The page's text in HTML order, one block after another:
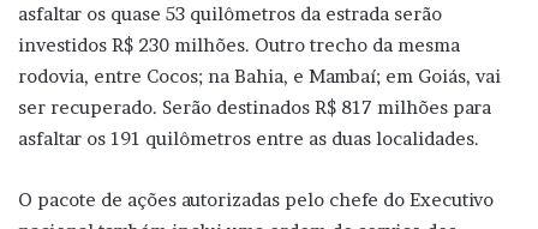
asfaltar os quase 53 quilômetros da estrada serão
investidos R$ 230 milhões. Outro trecho da mesma
rodovia, entre Cocos; na Bahia, e Mambaí; em Goiás, vai
ser recuperado. Serão destinados R$ 817 milhões para
asfaltar os 191 quilômetros entre as duas localidades.
O pacote de ações autorizadas pelo chefe do Executivo